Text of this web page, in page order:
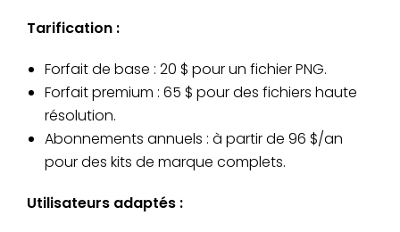
Tarification :
Forfait de base : 20 $ pour un fichier PNG.
Forfait premium : 65 $ pour des fichiers haute
résolution.
Abonnements annuels : à partir de 96 $/an
pour des kits de marque complets.
Utilisateurs adaptés :